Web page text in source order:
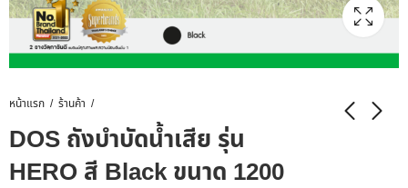
หน้าแรก ร้านค้า
DOS ถังบำบัดน้ำเสีย รุ่น
HERO สี Black ขนาด 1200